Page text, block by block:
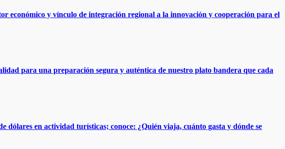
económico y vínculo de integración regional a la innovación y cooperación para el
para una preparación segura y auténtica de nuestro plato bandera que cada
dólares en actividad turísticas; conoce: ¿Quién viaja, cuánto gasta y dónde se